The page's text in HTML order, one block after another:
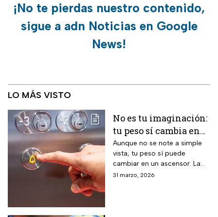
¡No te pierdas nuestro contenido,
sigue a adn Noticias en Google
News!
LO MÁS VISTO
No es tu imaginación:
tu peso sí cambia en
un ascensor y la
ciencia lo explica
Aunque no se note a simple
vista, tu peso sí puede
cambiar en un ascensor. La
ciencia explica por qué ocurre
31 marzo, 2026